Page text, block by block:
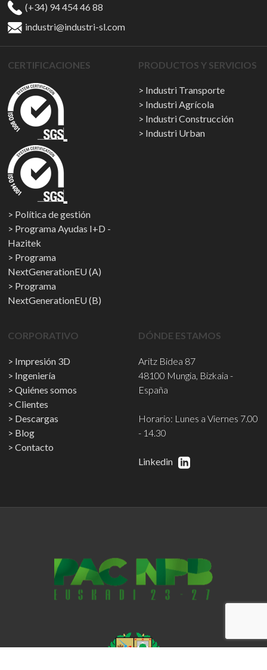
(+34) 94 454 46 88
industri@industri-sl.com
CERTIFICACIONES
Política de gestión
Programa Ayudas I+D -
Hazitek
Programa
NextGenerationEU (A)
Programa
NextGenerationEU (B)
PRODUCTOS Y SERVICIOS
Industri Transporte
Industri Agrícola
Industri Construcción
Industri Urban
CORPORATIVO
Impresión 3D
Ingeniería
Quiénes somos
Clientes
Descargas
Blog
Contacto
DÓNDE ESTAMOS
Aritz Bidea 87
48100 Mungia, Bizkaia -
España
Horario: Lunes a Viernes 7.00
- 14.30
Linkedin